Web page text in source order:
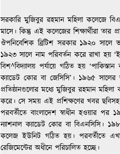
সরকারি মুজিবুর রহমান মহিলা কলেজে
মাসে। কিন্তু এই কলেজের শিক্ষার্থীরা তার
ঔপনিবেশিক ব্রিটিশ সরকার ১৯২০ সালে
১৯২৩ সালে নাম পরিবর্তন করে রাখা হয়
বিশ^বিদ্যালয় পর্যায়ে গঠিত হয়
ক্যাডেট কোর বা জেসিসি’। ১৯৬৫ সালের
প্রতিষ্ঠানগুলোর মধ্যে মুজিবুর রহমান
করে। সে সময় এই প্রশিক্ষণের খবর ছবিসহ
পরবর্তীতে বাংলাদেশ স্বাধীন হওয়ার পর
ন্যাশনাল ক্যাডেট কোর বা বিএনসিসি।
কলেজ ইউনিট গঠিত হয়। পরবর্তীতে
রেজিমেন্টের অধীনে পরিচালিত হচ্ছে।